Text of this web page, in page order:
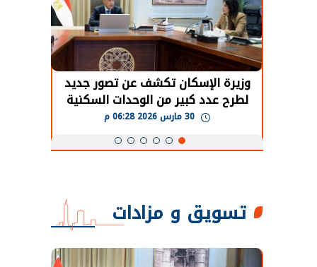
وزيرة الإسكان تكشف عن تصور جديد
لطرح عدد كبير من الوحدات السكنية
بنظام الإيجار
تسويق و مزادات